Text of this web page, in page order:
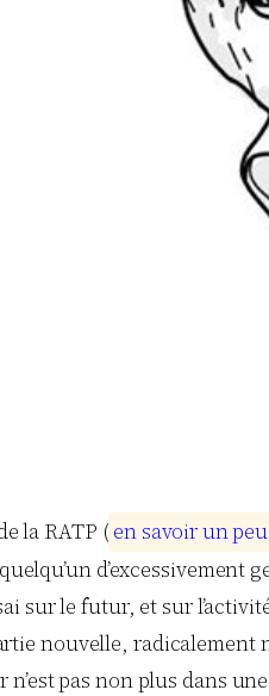
la RATP ( en savoirunpeu
le futur, et sur l’activité
nouvelle,
pas non plus dans